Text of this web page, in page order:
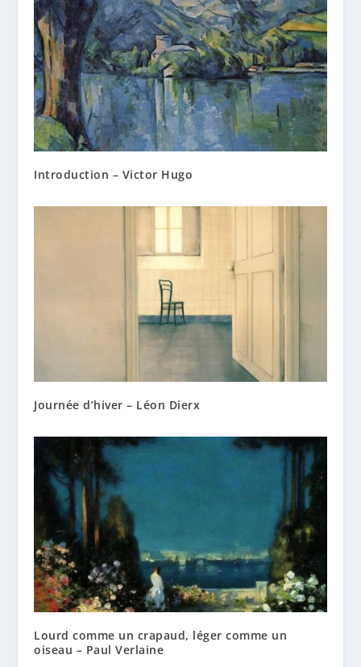
Introduction – Victor Hugo
Journée d’hiver – Léon Dierx
Lourd comme un crapaud, léger comme un
oiseau – Paul Verlaine